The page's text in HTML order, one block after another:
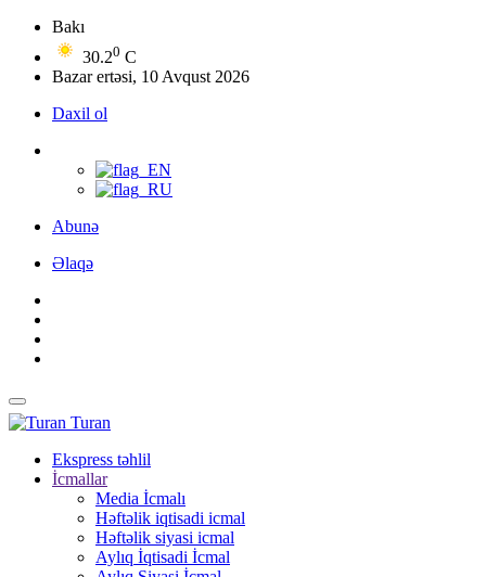
Bakı
30.20 C
Bazar ertəsi, 10 Avqust 2026
Daxil ol
Abunə
Əlaqə
Turan
Ekspress təhlil
İcmallar
Media İcmalı
Həftəlik iqtisadi icmal
Həftəlik siyasi icmal
Aylıq İqtisadi İcmal